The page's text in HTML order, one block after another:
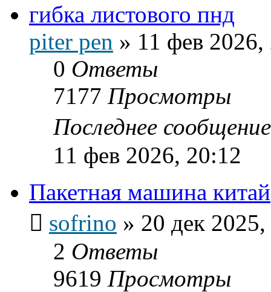
гибка листового пнд
piter pen » 11 фев
0 Ответы
7177 Просмотры
Последнее
11 фев 2026, 20:12
Пакетная машина китай
sofrino » 20 дек
2 Ответы
9619 Просмотры